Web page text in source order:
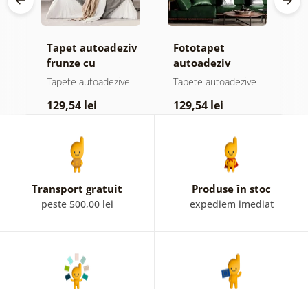
Tapet autoadeziv
frunze cu
atingere
Tapete autoadezive
129,54 lei
Fototapet
autoadeziv
pădure în ceață
Tapete autoadezive
129,54 lei
Transport gratuit
peste 500,00 lei
Produse în stoc
expediem imediat